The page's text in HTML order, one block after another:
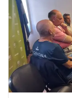
Casa de
Acerca de Río
Historia
Geografía
Invertí en Río